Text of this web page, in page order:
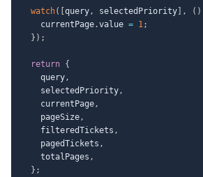
watch( query, selectedPriority , ( )
    currentPage
.value = 1;
} ) ;
return {
    query
,
    selectedPriority
,
    currentPage
,
    pageSize
,
    filteredTickets
,
    pagedTickets
,
    totalPages
,
} ;